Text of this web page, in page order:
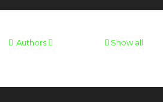
Authors Show all